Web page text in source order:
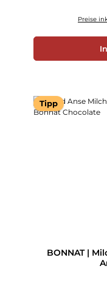
Preise
Tipp
BONNAT |